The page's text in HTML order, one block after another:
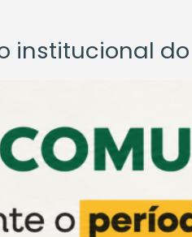
institucional